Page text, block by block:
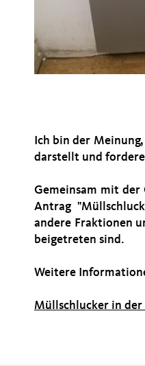
Ich bin der
darstellt und fordere
Gemeinsam mit der
Antrag
andere Fraktionen
beigetreten sind.
Weitere
Müllschlucker in